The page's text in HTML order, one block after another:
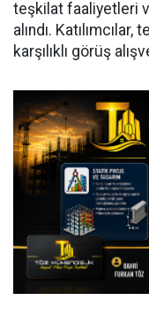
teşkilat faaliyetleri
alındı.
karşılıklı görüş